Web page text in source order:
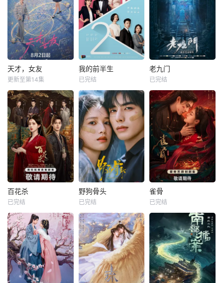
天才，女友
更新至第14集
我的前半生
已完结
老九门
已完结
百花杀
已完结
野狗骨头
已完结
雀骨
已完结